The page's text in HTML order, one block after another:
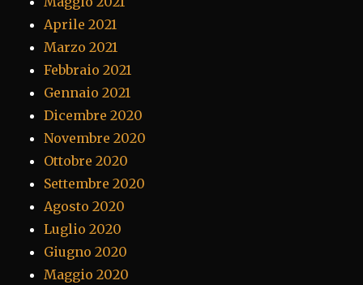
Aprile 2021
Marzo 2021
Febbraio 2021
Gennaio 2021
Dicembre 2020
Novembre 2020
Ottobre 2020
Settembre 2020
Agosto 2020
Luglio 2020
Giugno 2020
Maggio 2020